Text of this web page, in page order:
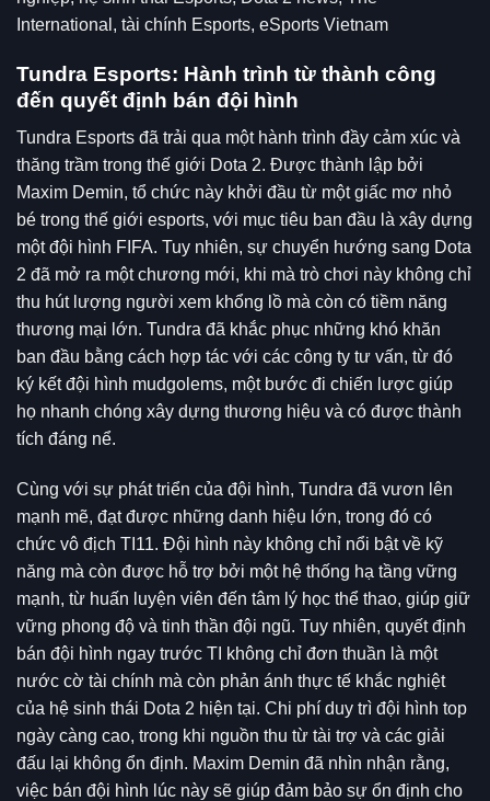
Tundra Esports: Hành trình từ thành công
đến quyết định bán đội hình
Tundra Esports đã trải qua một hành trình đầy cảm xúc và
thăng trầm trong thế giới Dota 2. Được thành lập bởi
Maxim Demin, tổ chức này khởi đầu từ một giấc mơ nhỏ
bé trong thế giới esports, với mục tiêu ban đầu là xây dựng
một đội hình FIFA. Tuy nhiên, sự chuyển hướng sang Dota
2 đã mở ra một chương mới, khi mà trò chơi này không chỉ
thu hút lượng người xem khổng lồ mà còn có tiềm năng
thương mại lớn. Tundra đã khắc phục những khó khăn
ban đầu bằng cách hợp tác với các công ty tư vấn, từ đó
ký kết đội hình mudgolems, một bước đi chiến lược giúp
họ nhanh chóng xây dựng thương hiệu và có được thành
tích đáng nể.
Cùng với sự phát triển của đội hình, Tundra đã vươn lên
mạnh mẽ, đạt được những danh hiệu lớn, trong đó có
chức vô địch TI11. Đội hình này không chỉ nổi bật về kỹ
năng mà còn được hỗ trợ bởi một hệ thống hạ tầng vững
mạnh, từ huấn luyện viên đến tâm lý học thể thao, giúp giữ
vững phong độ và tinh thần đội ngũ. Tuy nhiên, quyết định
bán đội hình ngay trước TI không chỉ đơn thuần là một
nước cờ tài chính mà còn phản ánh thực tế khắc nghiệt
của hệ sinh thái Dota 2 hiện tại. Chi phí duy trì đội hình top
ngày càng cao, trong khi nguồn thu từ tài trợ và các giải
đấu lại không ổn định. Maxim Demin đã nhìn nhận rằng,
việc bán đội hình lúc này sẽ giúp đảm bảo sự ổn định cho